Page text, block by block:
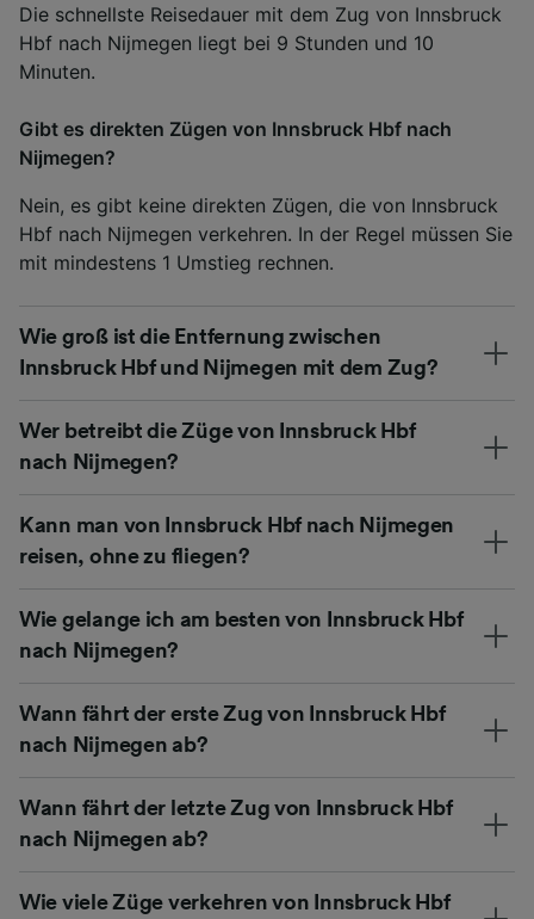
Die schnellste Reisedauer mit dem Zug von Innsbruck
Hbf nach Nijmegen liegt bei 9 Stunden und 10
Minuten.
Gibt es direkten Zügen von Innsbruck Hbf nach
Nijmegen?
Nein, es gibt keine direkten Zügen, die von Innsbruck
Hbf nach Nijmegen verkehren. In der Regel müssen Sie
mit mindestens 1 Umstieg rechnen.
Wie groß ist die Entfernung zwischen
Innsbruck Hbf und Nijmegen mit dem Zug?
Wer betreibt die Züge von Innsbruck Hbf
nach Nijmegen?
Kann man von Innsbruck Hbf nach Nijmegen
reisen, ohne zu fliegen?
Wie gelange ich am besten von Innsbruck Hbf
nach Nijmegen?
Wann fährt der erste Zug von Innsbruck Hbf
nach Nijmegen ab?
Wann fährt der letzte Zug von Innsbruck Hbf
nach Nijmegen ab?
Wie viele Züge verkehren von Innsbruck Hbf